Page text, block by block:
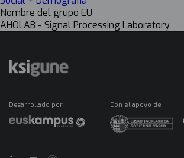
Nombre del grupo EU
AHOLAB - Signal Processing Laboratory
Desarrollado por Con el apoyo de